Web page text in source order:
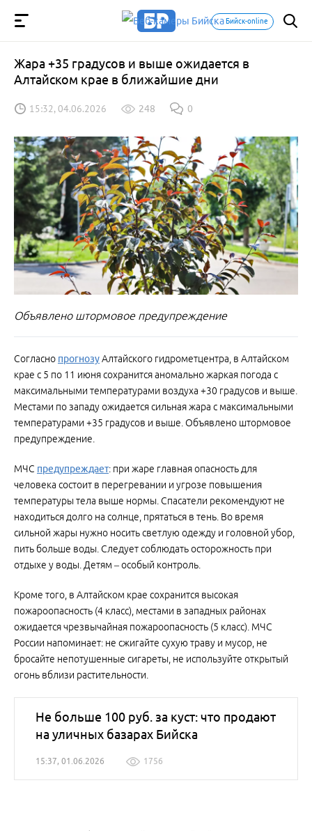
Бийск-online
Жара +35 градусов и выше ожидается в
Алтайском крае в ближайшие дни
15:32, 04.06.2026 248 0
Объявлено штормовое предупреждение
Согласно прогнозуАлтайского гидрометцентра, в Алтайском
крае с 5 по 11 июня сохранится аномально жаркая погода с
максимальными температурами воздуха +30 градусов и выше.
Местами по западу ожидается сильная жара с максимальными
температурами +35 градусов и выше. Объявлено штормовое
предупреждение.
МЧС предупреждает: при жаре главная опасность для
человека состоит в перегревании и угрозе повышения
температуры тела выше нормы. Спасатели рекомендуют не
находиться долго на солнце, прятаться в тень. Во время
сильной жары нужно носить светлую одежду и головной убор,
пить больше воды. Следует соблюдать осторожность при
отдыхе у воды. Детям – особый контроль.
Кроме того, в Алтайском крае сохранится высокая
пожароопасность (4 класс), местами в западных районах
ожидается чрезвычайная пожароопасность (5 класс). МЧС
России напоминает: не сжигайте сухую траву и мусор, не
бросайте непотушенные сигареты, не используйте открытый
огонь вблизи растительности.
Не больше 100 руб. за куст: что продают
на уличных базарах Бийска
15:37, 01.06.2026 1756